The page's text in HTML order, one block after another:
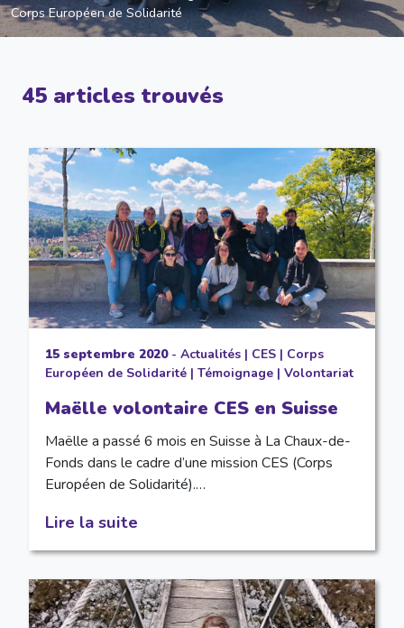
Corps Européen de Solidarité
45 articles trouvés
15 septembre 2020- Actualités| CES| Corps
Européen de Solidarité| Témoignage| Volontariat
Maëlle volontaire CES en Suisse
Maëlle a passé 6 mois en Suisse à La Chaux-de-
Fonds dans le cadre d’une mission CES (Corps
Européen de Solidarité).…
Lire la suite